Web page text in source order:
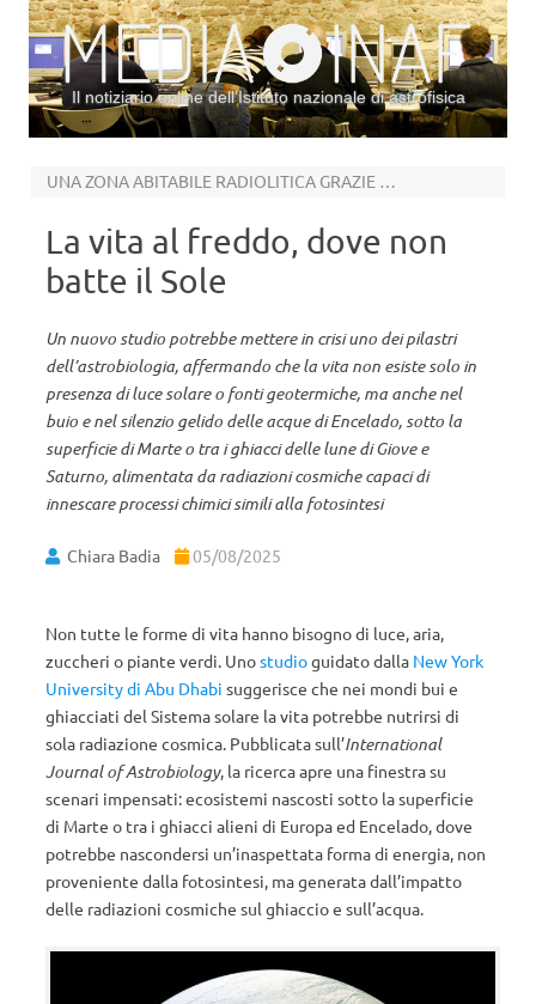
Il notiziario online dell’Istituto nazionale di astrofisica
UNA ZONA ABITABILE RADIOLITICA GRAZIE AI RAGGI COSMICI
La vita al freddo, dove non
batte il Sole
Un nuovo studio potrebbe mettere in crisi uno dei pilastri
dell’astrobiologia, affermando che la vita non esiste solo in
presenza di luce solare o fonti geotermiche, ma anche nel
buio e nel silenzio gelido delle acque di Encelado, sotto la
superficie di Marte o tra i ghiacci delle lune di Giove e
Saturno, alimentata da radiazioni cosmiche capaci di
innescare processi chimici simili alla fotosintesi
Chiara Badia 05/08/2025
Non tutte le forme di vita hanno bisogno di luce, aria,
zuccheri o piante verdi. Unostudioguidato dalla New York
University di Abu Dhabi suggerisce che nei mondi bui e
ghiacciati del Sistema solare la vita potrebbe nutrirsi di
sola radiazione cosmica. Pubblicata sull’International
Journal of Astrobiology, la ricerca apre una finestra su
scenari impensati: ecosistemi nascosti sotto la superficie
di Marte o tra i ghiacci alieni di Europa ed Encelado, dove
potrebbe nascondersi un’inaspettata forma di energia, non
proveniente dalla fotosintesi, ma generata dall’impatto
delle radiazioni cosmiche sul ghiaccio e sull’acqua.